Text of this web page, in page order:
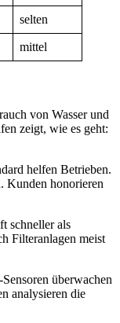
selten
mittel
von Wasser und
zeigt, wie es geht:
helfen Betrieben.
Kunden honorieren
schneller als
Filteranlagen meist
überwachen
analysieren die